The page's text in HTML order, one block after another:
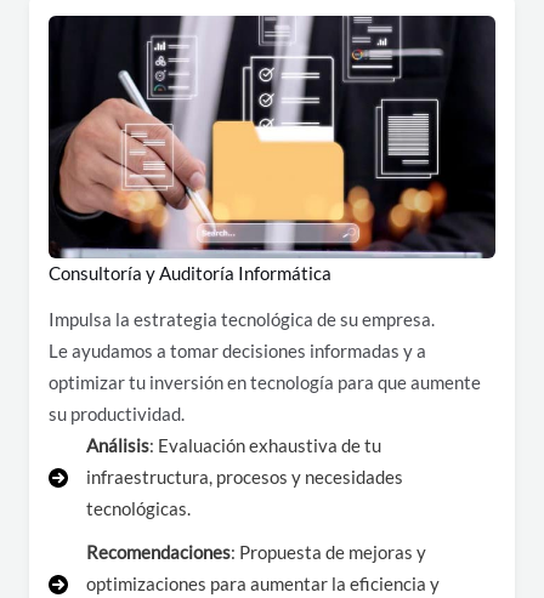
Consultoría y Auditoría Informática
Impulsa la estrategia tecnológica de su empresa.
Le ayudamos a tomar decisiones informadas y a
optimizar tu inversión en tecnología para que aumente
su productividad.
Análisis: Evaluación exhaustiva de tu
infraestructura, procesos y necesidades
tecnológicas.
Recomendaciones: Propuesta de mejoras y
optimizaciones para aumentar la eficiencia y